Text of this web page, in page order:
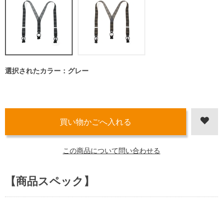
選択されたカラー：グレー
この商品について問い合わせる
【商品スペック】